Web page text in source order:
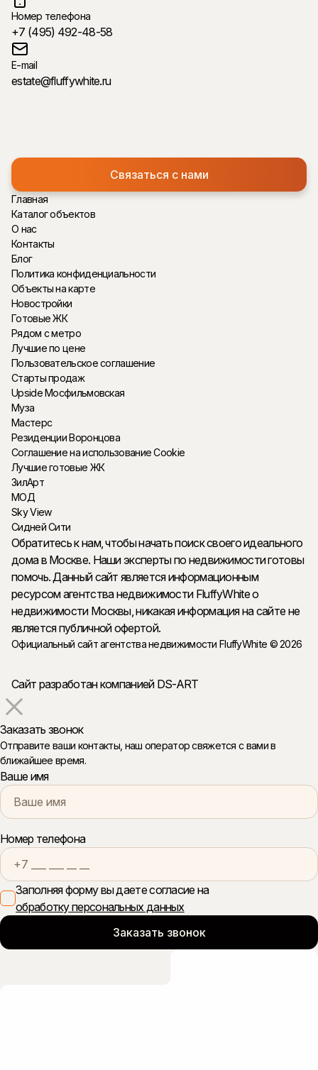
Номер телефона
+7 (495) 492-48-58
E-mail
estate@fluffywhite.ru
Связаться с нами
Главная
Каталог объектов
О нас
Контакты
Блог
Политика конфиденциальности
Объекты на карте
Новостройки
Готовые ЖК
Рядом с метро
Лучшие по цене
Пользовательское соглашение
Старты продаж
Upside Мосфильмовская
Муза
Мастерс
Резиденции Воронцова
Соглашение на использование Cookie
Лучшие готовые ЖК
ЗилАрт
МОД
Sky View
Сидней Сити
Обратитесь к нам, чтобы начать поиск своего идеального
дома в Москве. Наши эксперты по недвижимости готовы
помочь. Данный сайт является информационным
ресурсом агентства недвижимости FluffyWhite о
недвижимости Москвы, никакая информация на сайте не
является публичной офертой.
Официальный сайт агентства недвижимости FluffyWhite © 2026
Сайт разработан компанией DS-ART
Заказать звонок
Отправите ваши контакты, наш оператор свяжется с вами в
ближайшее время.
Ваше имя
Номер телефона
Заполняя форму вы даете согласие на
обработку персональных данных